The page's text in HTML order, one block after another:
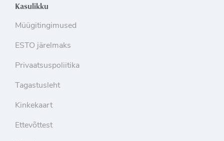
Kasulikku
Müügitingimused
ESTO järelmaks
Privaatsuspoliitika
Tagastusleht
Kinkekaart
Ettevõttest